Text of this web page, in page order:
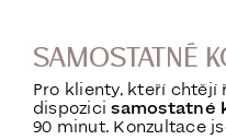
SAMOSTATNÉ
Pro klienty, kteří
dispozicisamostatné
90 minut. Konzultace